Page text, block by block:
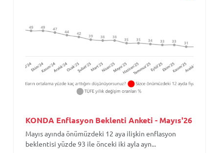
KONDA Enflasyon Beklenti Anketi - Mayıs'26
Mayıs ayında önümüzdeki 12 aya ilişkin enflasyon
beklentisi yüzde 93 ile önceki iki ayla ayn...